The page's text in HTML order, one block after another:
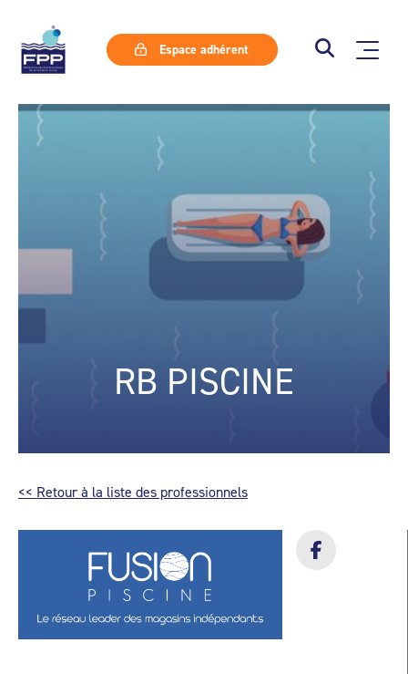
Espace adhérent
RB PISCINE
<< Retour à la liste des professionnels